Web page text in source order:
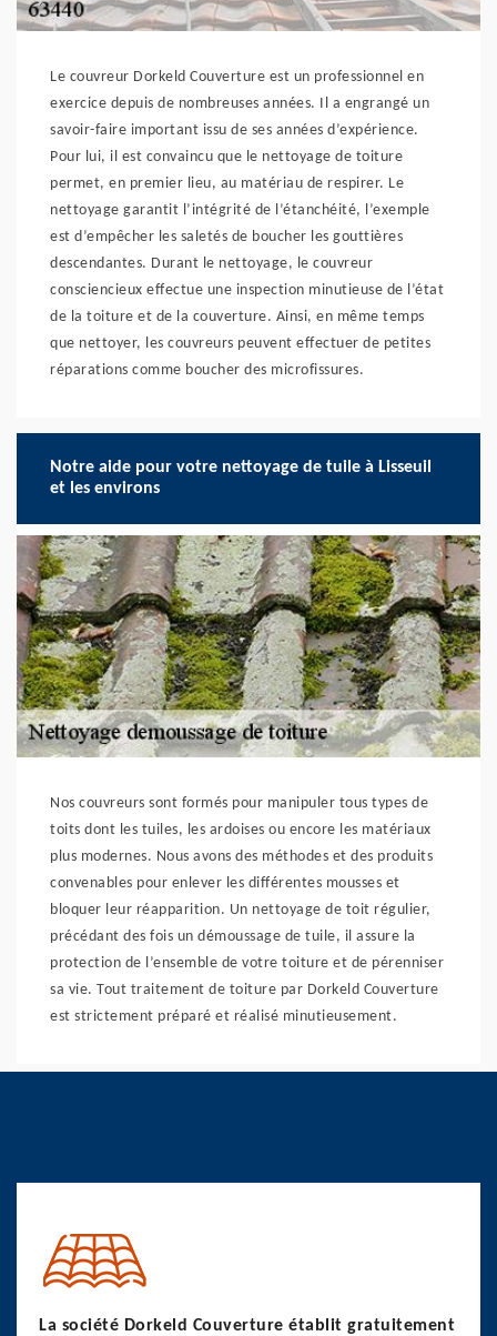
Le couvreur Dorkeld Couverture est un professionnel en
exercice depuis de nombreuses années. Il a engrangé un
savoir-faire important issu de ses années d’expérience.
Pour lui, il est convaincu que le nettoyage de toiture
permet, en premier lieu, au matériau de respirer. Le
nettoyage garantit l’intégrité de l’étanchéité, l’exemple
est d’empêcher les saletés de boucher les gouttières
descendantes. Durant le nettoyage, le couvreur
consciencieux effectue une inspection minutieuse de l’état
de la toiture et de la couverture. Ainsi, en même temps
que nettoyer, les couvreurs peuvent effectuer de petites
réparations comme boucher des microfissures.
Notre aide pour votre nettoyage de tuile à Lisseuil
et les environs
Nos couvreurs sont formés pour manipuler tous types de
toits dont les tuiles, les ardoises ou encore les matériaux
plus modernes. Nous avons des méthodes et des produits
convenables pour enlever les différentes mousses et
bloquer leur réapparition. Un nettoyage de toit régulier,
précédant des fois un démoussage de tuile, il assure la
protection de l’ensemble de votre toiture et de pérenniser
sa vie. Tout traitement de toiture par Dorkeld Couverture
est strictement préparé et réalisé minutieusement.
La société Dorkeld Couverture établit gratuitement